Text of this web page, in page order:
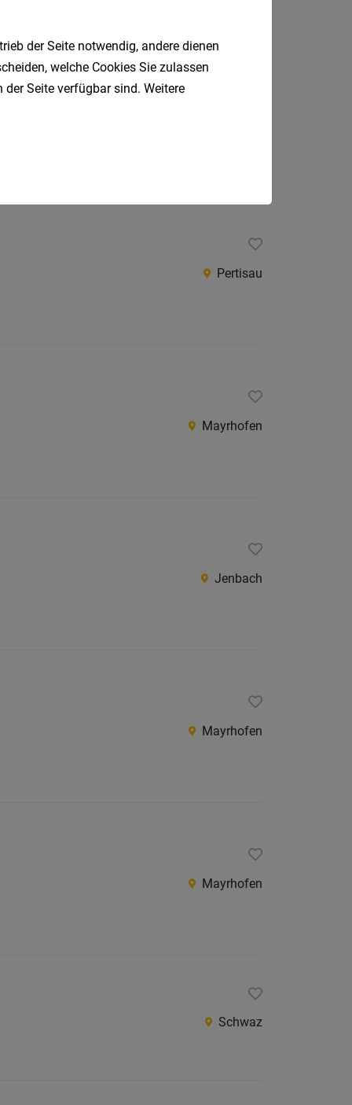
Pertisau
Mayrhofen
Jenbach
Mayrhofen
Mayrhofen
Schwaz
der Seite notwendig, andere dienen
welche Cookies Sie zulassen
Seite verfügbar sind. Weitere